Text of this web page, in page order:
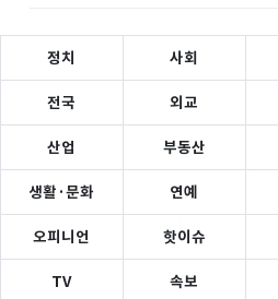
정치 사회
전국 외교
산업 부동산
생활·문화 연예
오피니언 핫이슈
TV 속보